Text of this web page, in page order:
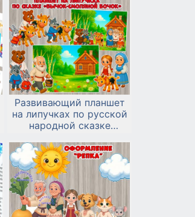
Развивающий планшет
на липучках по русской
народной сказке
бочок»